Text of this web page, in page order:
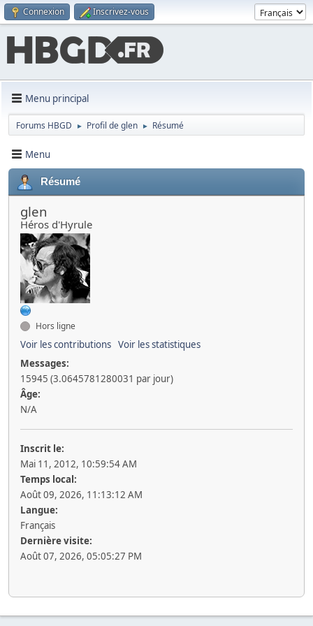
Connexion Inscrivez-vous
Menu principal
Forums HBGD ► Profil de glen ► Résumé
Menu
Résumé
glen
Héros d'Hyrule
Hors ligne
Voir les contributions Voir les statistiques
Messages:
15945 (3.0645781280031 par jour)
Âge:
N/A
Inscrit le:
Mai 11, 2012, 10:59:54 AM
Temps local:
Août 09, 2026, 11:13:12 AM
Langue:
Français
Dernière visite:
Août 07, 2026, 05:05:27 PM